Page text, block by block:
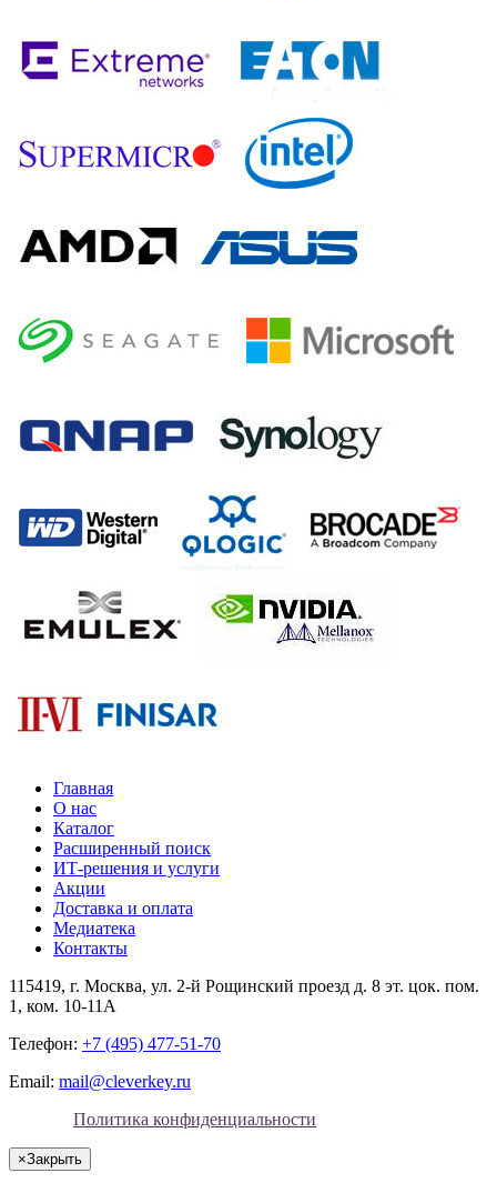
Главная
О нас
Каталог
Расширенный поиск
ИТ-решения и услуги
Акции
Доставка и оплата
Медиатека
Контакты
115419, г. Москва, ул. 2-й Рощинский проезд д. 8 эт. цок. пом.
1, ком. 10-11А
Телефон: +7 (495) 477-51-70
Email: mail@cleverkey.ru
Политика конфиденциальности
×Закрыть